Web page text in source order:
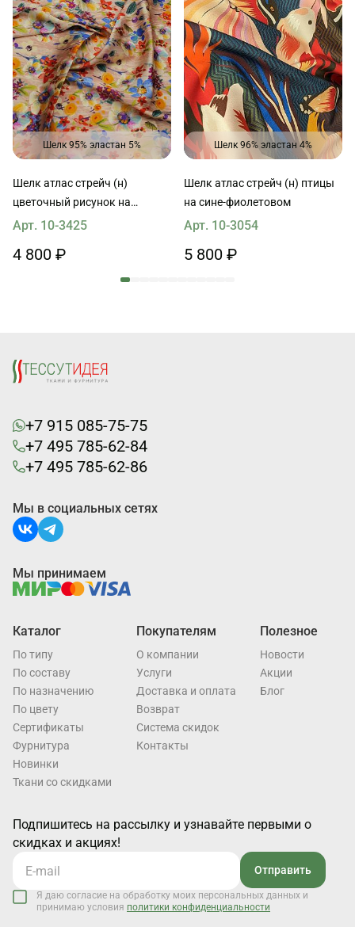
Шелк 95% эластан 5%
Шелк атлас стрейч (н)
цветочный рисунок на
розово-бежевом
Арт. 10-3425
4 800 ₽
Шелк 96% эластан 4%
Шелк атлас стрейч (н) птицы
на сине-фиолетовом
Арт. 10-3054
5 800 ₽
+7 915 085-75-75
+7 495 785-62-84
+7 495 785-62-86
Каталог
По типу
По составу
По назначению
По цвету
Cертификаты
Фурнитура
Новинки
Ткани со скидками
Покупателям
О компании
Услуги
Доставка и оплата
Возврат
Система скидок
Контакты
Полезное
Новости
Акции
Блог
Подпишитесь на рассылку и узнавайте первыми о
скидках и акциях!
Отправить
Я даю согласие на обработку моих персональных данных и
принимаю условия политики конфиденциальности
Мы в социальных сетях
Мы принимаем